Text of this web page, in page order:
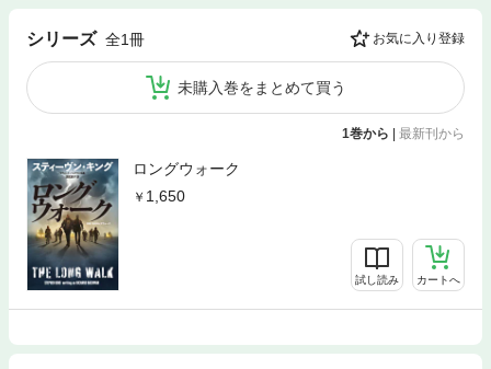
シリーズ 全1冊 お気に入り登録
未購入巻をまとめて買う
1巻から | 最新刊から
ロングウォーク
1,650
試し読み カートへ